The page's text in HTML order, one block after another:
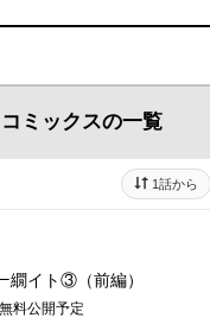
コミックスの一覧
1話から
繝イト③（前編）
料公開予定